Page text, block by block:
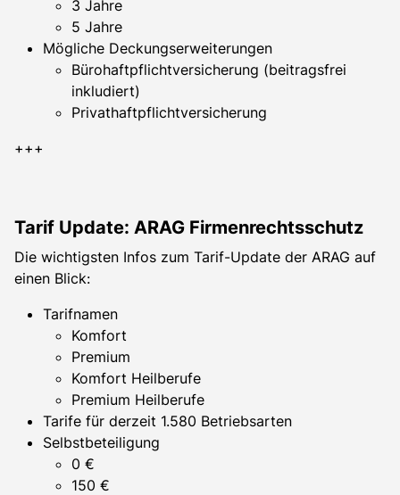
3 Jahre
5 Jahre
Mögliche Deckungserweiterungen
Bürohaftpflichtversicherung (beitragsfrei
inkludiert)
Privathaftpflichtversicherung
+++
Tarif Update: ARAG Firmenrechtsschutz
Die wichtigsten Infos zum Tarif-Update der ARAG auf
einen Blick:
Tarifnamen
Komfort
Premium
Komfort Heilberufe
Premium Heilberufe
Tarife für derzeit 1.580 Betriebsarten
Selbstbeteiligung
0 €
150 €